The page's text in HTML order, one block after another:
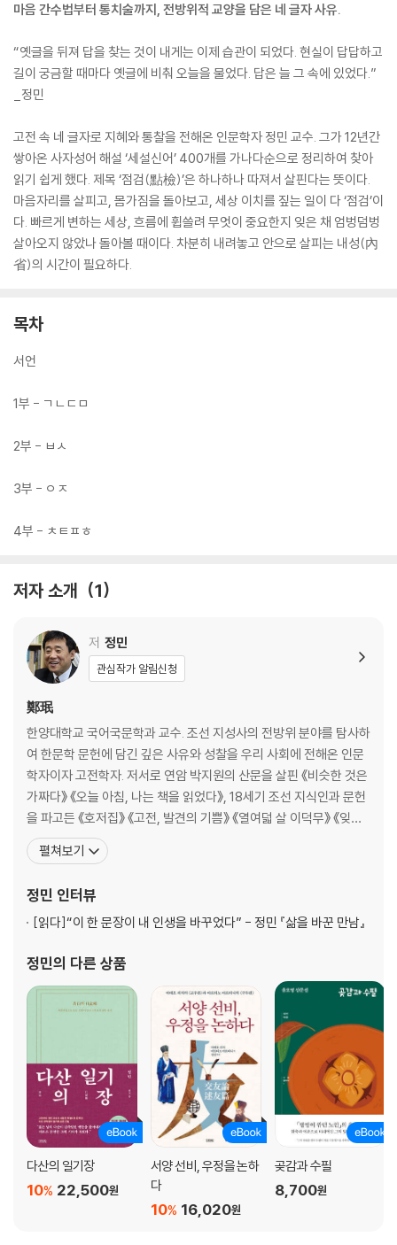
마음 간수법부터 통치술까지, 전방위적 교양을 담은 네 글자 사유.
“옛글을 뒤져 답을 찾는 것이 내게는 이제 습관이 되었다. 현실이 답답하고
길이 궁금할 때마다 옛글에 비춰 오늘을 물었다. 답은 늘 그 속에 있었다.”
_정민
고전 속 네 글자로 지혜와 통찰을 전해온 인문학자 정민 교수. 그가 12년간
쌓아온 사자성어 해설 ‘세설신어’ 400개를 가나다순으로 정리하여 찾아
읽기 쉽게 했다. 제목 ‘점검(點檢)’은 하나하나 따져서 살핀다는 뜻이다.
마음자리를 살피고, 몸가짐을 돌아보고, 세상 이치를 짚는 일이 다 ‘점검’이
다. 빠르게 변하는 세상, 흐름에 휩쓸려 무엇이 중요한지 잊은 채 엄벙덤벙
살아오지 않았나 돌아볼 때이다. 차분히 내려놓고 안으로 살피는 내성(內
省)의 시간이 필요하다.
목차
서언
1부 - ㄱㄴㄷㅁ
2부 - ㅂㅅ
3부 - ㅇㅈ
4부 - ㅊㅌㅍㅎ
저자 소개 1
저 정민
관심작가 알림신청
鄭珉
한양대학교 국어국문학과 교수. 조선 지성사의 전방위 분야를 탐사하
여 한문학 문헌에 담긴 깊은 사유와 성찰을 우리 사회에 전해온 인문
학자이자 고전학자. 저서로 연암 박지원의 산문을 살핀 《비슷한 것은
가짜다》 《오늘 아침, 나는 책을 읽었다》, 18세기 조선 지식인과 문헌
을 파고든 《호저집》 《고전, 발견의 기쁨》 《열여덟 살 이덕무》 《잊혀
진 실학자 이덕리와 동다기》 《미쳐야 미친다》, 한시의 아름다움을 탐
구한 《우리 한시 삼백수》 《한시 미학 산책》 등이 있다. 청언소품집인
한 《한국의 다서》 《
펼쳐보기
정민 인터뷰
[읽다]“이 한 문장이 내 인생을 바꾸었다” - 정민 『삶을 바꾼 만남』
정민의 다른 상품
다산의 일기장
22,500원
10%
서양 선비, 우정을 논하
다
16,020원
10%
곶감과 수필
8,700원